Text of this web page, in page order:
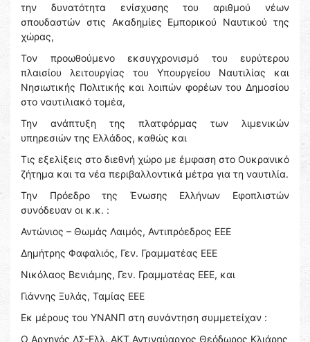
την δυνατότητα ενίσχυσης του αριθμού νέων
σπουδαστών στις Ακαδημίες Εμπορικού Ναυτικού της
χώρας,
Τον προωθούμενο εκσυγχρονισμό του ευρύτερου
πλαισίου λειτουργίας του Υπουργείου Ναυτιλίας και
Νησιωτικής Πολιτικής και λοιπών φορέων του Δημοσίου
στο ναυτιλιακό τομέα,
Την ανάπτυξη της πλατφόρμας των λιμενικών
υπηρεσιών της Ελλάδος, καθώς και
Τις εξελίξεις στο διεθνή χώρο με έμφαση στο Ουκρανικό
ζήτημα και τα νέα περιβαλλοντικά μέτρα για τη ναυτιλία.
Την Πρόεδρο της Ένωσης Ελλήνων Εφοπλιστών
συνόδευαν οι κ.κ. :
Αντώνιος – Θωμάς Λαιμός, Αντιπρόεδρος ΕΕΕ
Δημήτρης Φαφαλιός, Γεν. Γραμματέας ΕΕΕ
Νικόλαος Βενιάμης, Γεν. Γραμματέας ΕΕΕ, και
Γιάννης Ξυλάς, Ταμίας ΕΕΕ
Εκ μέρους του ΥΝΑΝΠ στη συνάντηση συμμετείχαν :
Ο Αρχηγός ΛΣ-Ελλ. ΑΚΤ Αντιναύαρχος Θεόδωρος Κλιάρης